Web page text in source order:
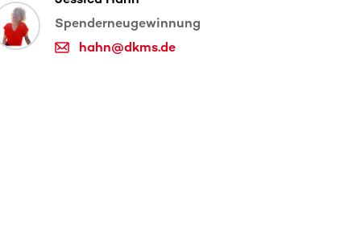
Spenderneugewinnung
hahn@dkms.de